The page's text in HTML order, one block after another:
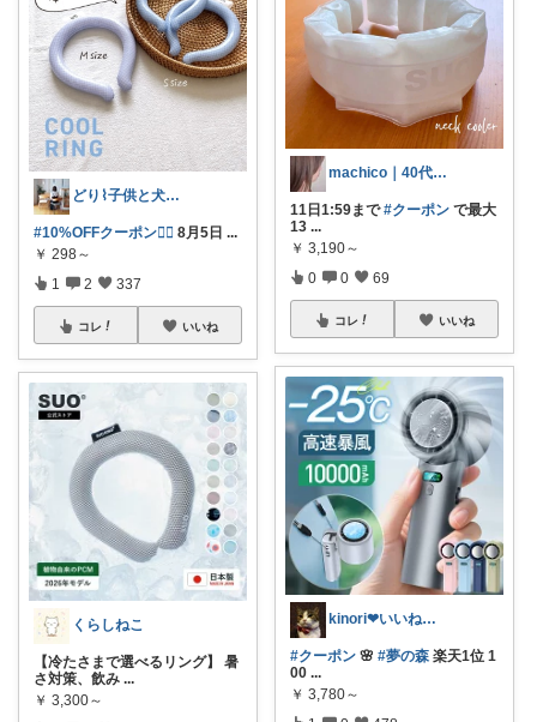
どり⌇ 子供と犬と暮らし
#10%OFFクーポン❤️‍🔥 8月5日 ...
￥ 298～
1 2 337
コレ いいね
くらしねこ
【冷たさまで選べるリング】 暑
さ対策、飲み ...
￥ 3,300～
machico｜40代 転勤族パート主婦
11日1:59まで#クーポン で最大
13 ...
￥ 3,190～
0 0 69
コレ いいね
kinori❤︎いいねご購入感謝です💝
#クーポン 🌸 #夢の森 楽天1位 1
00 ...
￥ 3,780～